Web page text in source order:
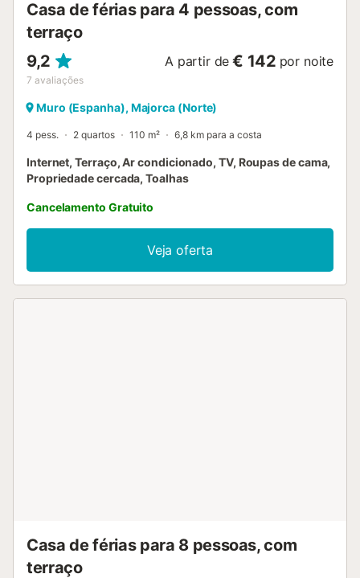
Casa de férias para 4 pessoas, com
terraço
9,2
7 avaliações
A partir de € 142 por noite
Muro (Espanha), Majorca (Norte)
4 pess. 2 quartos 110 m² 6,8 km para a costa
Internet, Terraço, Ar condicionado, TV, Roupas de cama,
Propriedade cercada, Toalhas
Cancelamento Gratuito
Veja oferta
Casa de férias para 8 pessoas, com
terraço